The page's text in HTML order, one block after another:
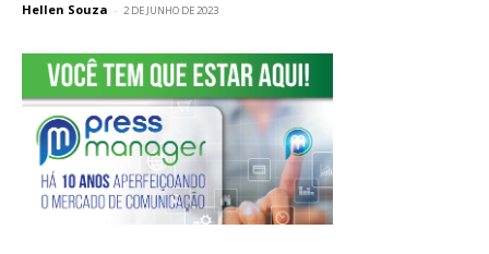
Hellen Souza - 2 DE JUNHO DE 2023